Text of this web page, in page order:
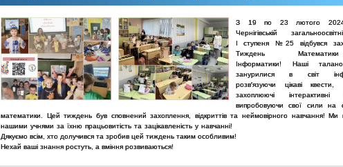
З 19 по 23 лютого
Чернігівській
І ступеня №25 відбувся
Тиждень
Інформатики! Наші
занурилися в світ
розв′язуючи цікаві
захоплюючі
випробовуючи свої сили на
математики. Цей тиждень був сповнений захоплення, відкриттів та неймовірного навчання! Ми
нашими учнями за їхню працьовитість та зацікавленість у навчанні!
Дякуємо всім, хто долучився та зробив цей тиждень таким особливим!
Нехай ваші знання ростуть, а вміння розвиваються!